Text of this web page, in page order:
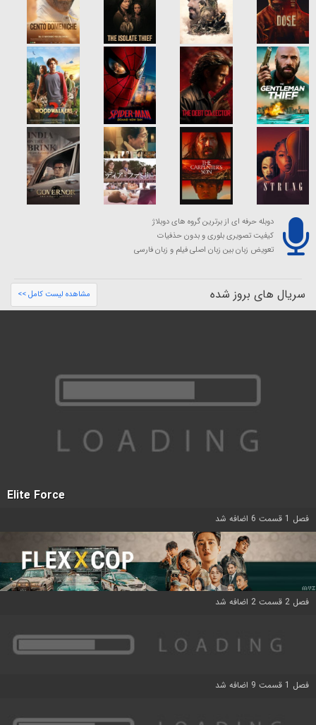
دوبله حرفه ای از برترین گروه های دوبلاژ
کیفیت تصویری بلوری و بدون حذفیات
تعویض زبان بین زبان اصلی فیلم و زبان فارسی
سریال های بروز شده مشاهده لیست کامل >>
Elite Force
فصل 1 قسمت 6 اضافه شد
فصل 2 قسمت 2 اضافه شد
فصل 1 قسمت 9 اضافه شد